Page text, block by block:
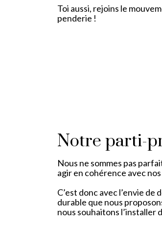
Toi aussi, rejoins le
penderie !
Notre parti-
Nous ne sommes pas
agir en cohérence avec
C’est donc avec l’envie
durable que nous
nous souhaitons l’installer